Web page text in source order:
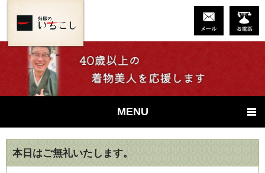
MENU
本日はご無礼いたします。